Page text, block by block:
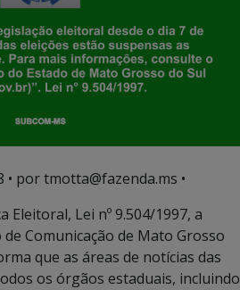
• por tmotta@fazenda.ms •
Eleitoral, Lei nº 9.504/1997, a
Comunicação de Mato Grosso
que as áreas de notícias das
os órgãos estaduais, incluindo